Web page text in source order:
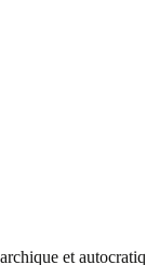
et